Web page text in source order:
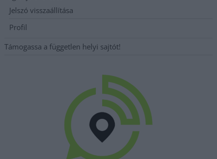
Jelszó visszaállítása
Profil
Támogassa a független helyi sajtót!